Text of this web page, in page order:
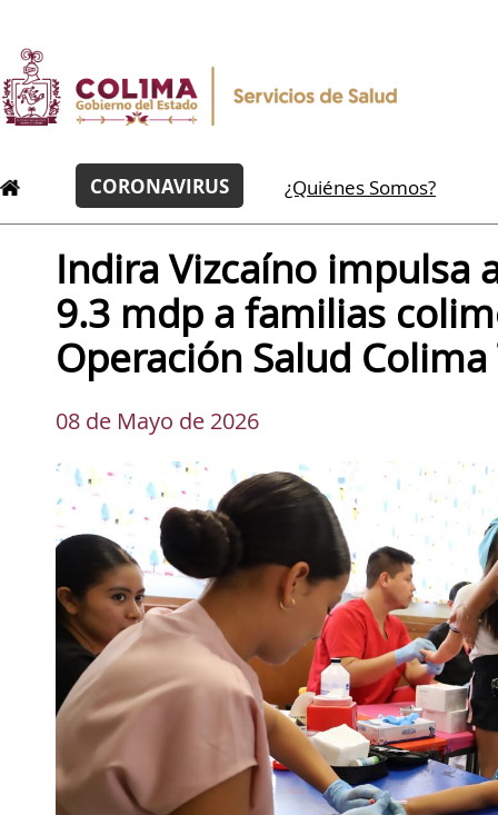
CORONAVIRUS ¿Quiénes Somos?
Indira Vizcaíno impulsa
9.3 mdp a familias
Operación Salud Colima
08 de Mayo de 2026